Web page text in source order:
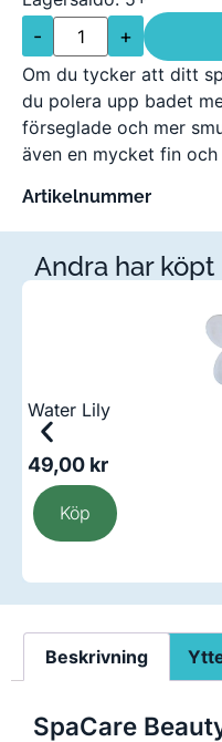
- +
Om du tycker att ditt
du polera upp badet
förseglade och mer
även en mycket fin
Artikelnummer
Andra har köpt
Water Lily
49,00 kr
Köp
Beskrivning
SpaCare